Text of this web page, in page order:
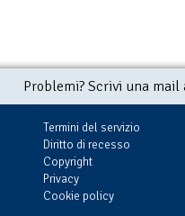
Problemi? Scrivi una
Termini del servizio
Diritto di recesso
Copyright
Privacy
Cookie policy